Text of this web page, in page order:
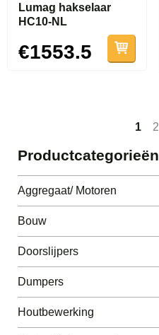
Lumag hakselaar
HC10-NL
€1553.5
1 2
Productcategorieën
Aggregaat/ Motoren
Bouw
Doorslijpers
Dumpers
Houtbewerking